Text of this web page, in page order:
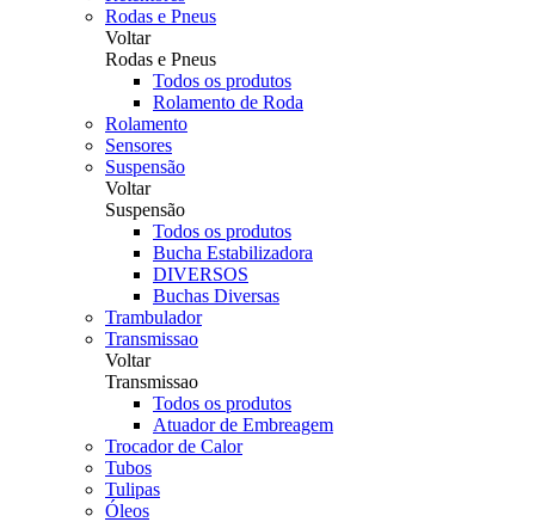
Rodas e Pneus
Voltar
Rodas e Pneus
Todos os produtos
Rolamento de Roda
Rolamento
Sensores
Suspensão
Voltar
Suspensão
Todos os produtos
Bucha Estabilizadora
DIVERSOS
Buchas Diversas
Trambulador
Transmissao
Voltar
Transmissao
Todos os produtos
Atuador de Embreagem
Trocador de Calor
Tubos
Tulipas
Óleos